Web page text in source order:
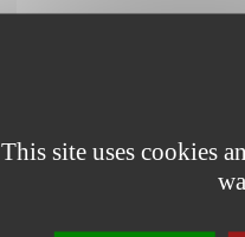
This site uses cookies